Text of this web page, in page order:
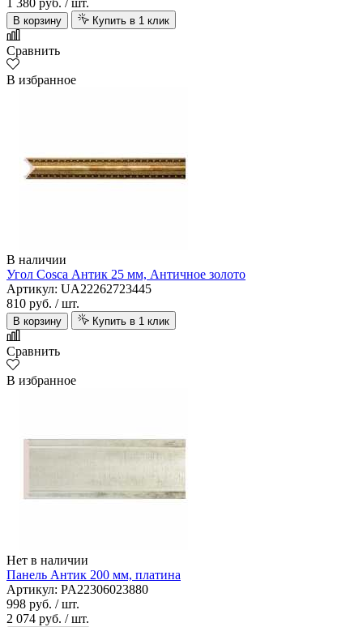
1 380 руб. / шт.
В корзину Купить в 1 клик
Сравнить
В избранное
В наличии
Угол Cosca Антик 25 мм, Античное золото
Артикул: UA22262723445
810 руб. / шт.
В корзину Купить в 1 клик
Сравнить
В избранное
Нет в наличии
Панель Антик 200 мм, платина
Артикул: PA22306023880
998 руб. / шт.
2 074 руб. / шт.